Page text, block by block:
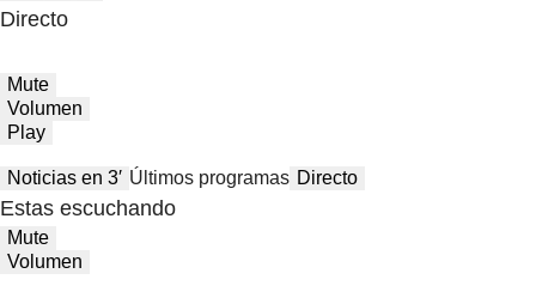
Directo
Mute
Volumen
Play
Noticias en 3′ Últimos programas Directo
Estas escuchando
Mute
Volumen